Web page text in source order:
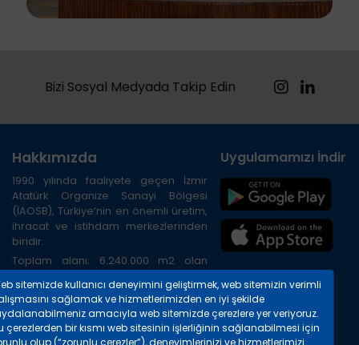
Bizi Sosyal Medyada Takip Edin
Hakkımızda
1990 yılında faaliyete geçen İzmir
Atatürk Organize Sanayi Bölgesi
(İAOSB), Türkiye’nin en önemli üretim,
ihracat ve istihdam merkezlerinden
biridir.
Toplam alanı; 6.240.000 m2 olan
Limanına 20 km, Havalimanına 45 km,
TIR gümrüğüne 8 km. uzaklıktadır.
Bölgenin çevre yolu ile havalimanı,
otogar, liman ve şehir merkezine
Uygulamamızı İndirin
sitemizde kullanıcı deneyimini geliştirmek, web sitemizin verimli
sağlamak ve hizmetlerimizden en iyi şekilde
amacıyla web sitemizde çerezlere yer veriyoruz.
çerezlerden bir kısmı web sitesinin işlerliğinin sağlanabilmesi için
olup (“zorunlu çerezler”), deneyimlerinizi ve hizmetlerimizi